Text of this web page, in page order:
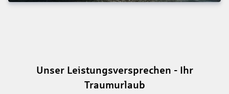
Unser Leistungsversprechen - Ihr
Traumurlaub